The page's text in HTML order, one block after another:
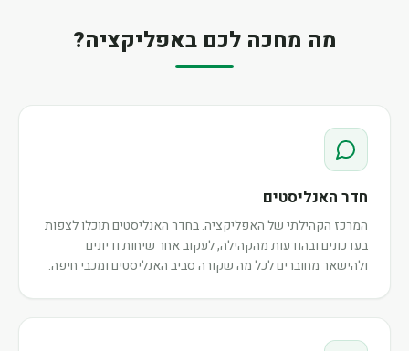
מה מחכה לכם באפליקציה?
חדר האנליסטים
המרכז הקהילתי של האפליקציה. בחדר האנליסטים תוכלו לצפות
בעדכונים ובהודעות מהקהילה, לעקוב אחר שיחות ודיונים
ולהישאר מחוברים לכל מה שקורה סביב האנליסטים ומכבי חיפה.